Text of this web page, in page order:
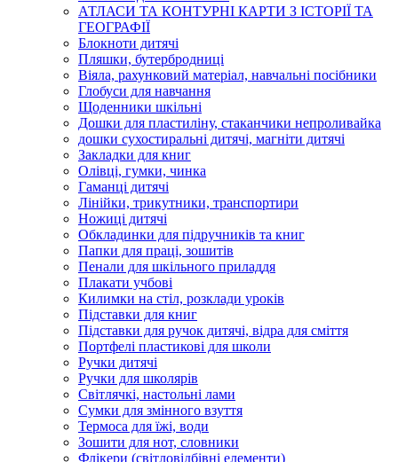
АТЛАСИ ТА КОНТУРНІ КАРТИ З ІСТОРІЇ ТА
ГЕОГРАФІЇ
Блокноти дитячі
Пляшки, бутербродниці
Віяла, рахунковий матеріал, навчальні посібники
Глобуси для навчання
Щоденники шкільні
Дошки для пластиліну, стаканчики непроливайка
дошки сухостиральні дитячі, магніти дитячі
Закладки для книг
Олівці, гумки, чинка
Гаманці дитячі
Лінійки, трикутники, транспортири
Ножиці дитячі
Обкладинки для підручників та книг
Папки для праці, зошитів
Пенали для шкільного приладдя
Плакати учбові
Килимки на стіл, розклади уроків
Підставки для книг
Підставки для ручок дитячі, відра для сміття
Портфелі пластикові для школи
Ручки дитячі
Ручки для школярів
Світлячкі, настольні лами
Сумки для змінного взуття
Термоса для їжі, води
Зошити для нот, словники
Флікери (світловідбівні елементи)